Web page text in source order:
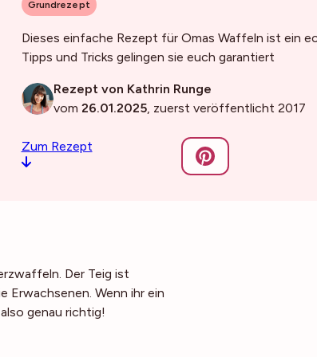
Grundrezept
Dieses einfache Rezept für Omas Waffeln ist ein
Tipps und Tricks gelingen sie euch garantiert
Rezept von Kathrin Runge
vom 26.01.2025, zuerst veröffentlicht 2017
Zum Rezept
Der Teig ist
Erwachsenen. Wenn ihr ein
genau richtig!